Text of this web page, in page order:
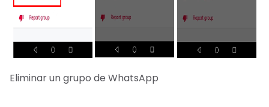
Eliminar un grupo de WhatsApp